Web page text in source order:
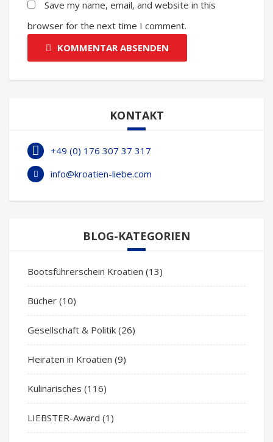
Save my name, email, and website in this
browser for the next time I comment.
KOMMENTAR ABSENDEN
KONTAKT
+49 (0) 176 307 37 317
info@kroatien-liebe.com
BLOG-KATEGORIEN
Bootsführerschein Kroatien (13)
Bücher (10)
Gesellschaft & Politik (26)
Heiraten in Kroatien (9)
Kulinarisches (116)
LIEBSTER-Award (1)